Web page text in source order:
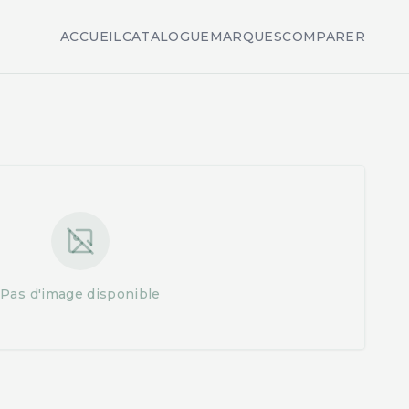
ACCUEILCATALOGUEMARQUESCOMPARER
Pas d'image disponible